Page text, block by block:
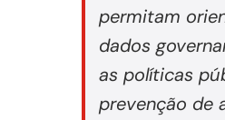
permitam
dados
as políticas
prevenção de